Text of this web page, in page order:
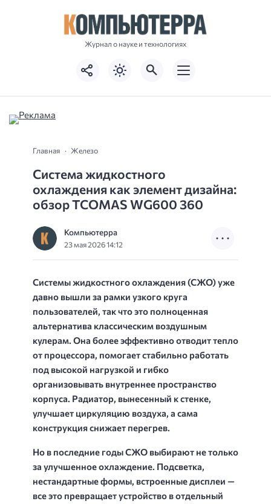
Журнал о науке и технологиях
Главная Железо
Система жидкостного
охлаждения как элемент дизайна:
обзор TCOMAS WG600 360
Компьютерра
23 мая 2026 14:12
Системы жидкостного охлаждения (СЖО) уже
давно вышли за рамки узкого круга
пользователей, так что это полноценная
альтернатива классическим воздушным
кулерам. Она более эффективно отводит тепло
от процессора, помогает стабильно работать
под высокой нагрузкой и гибко
организовывать внутреннее пространство
корпуса. Радиатор, вынесенный к стенке,
улучшает циркуляцию воздуха, а сама
конструкция снижает перегрев.
Но в последние годы СЖО выбирают не только
за улучшенное охлаждение. Подсветка,
нестандартные формы, встроенные дисплеи —
все это превращает устройство в отдельный